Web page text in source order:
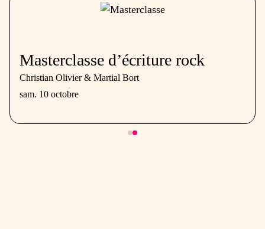
Masterclasse d’écriture rock
Christian Olivier & Martial Bort
sam. 10 octobre